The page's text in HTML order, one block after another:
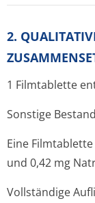
2.
1 Filmtablette
Sonstige
Eine
und 0,42 mg
Vollständige